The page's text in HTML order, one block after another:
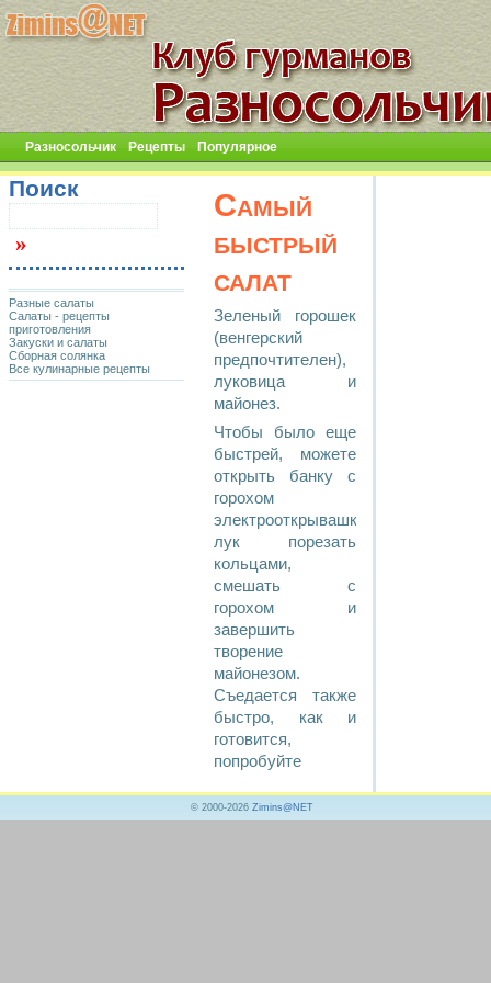
Разносольчик Рецепты Популярное
Самый
быстрый
салат
Зеленый горошек
(венгерский
предпочтителен),
луковица и
майонез.
Чтобы было еще
быстрей, можете
открыть банку с
горохом
электрооткрывашкой;
лук порезать
кольцами,
смешать с
горохом и
завершить
творение
майонезом.
Съедается также
быстро, как и
готовится,
попробуйте
Поиск
Разные салаты
Салаты - рецепты
приготовления
Закуски и салаты
Сборная солянка
Все кулинарные рецепты
© 2000-2026 Zimins@NET